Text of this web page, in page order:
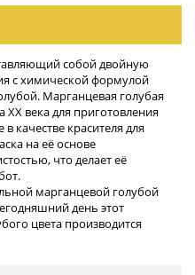
собой двойную
с химической формулой
Марганцевая голубая
XX века для приготовления
качестве красителя для
на её основе
что делает её
марганцевой голубой
день этот
цвета производится